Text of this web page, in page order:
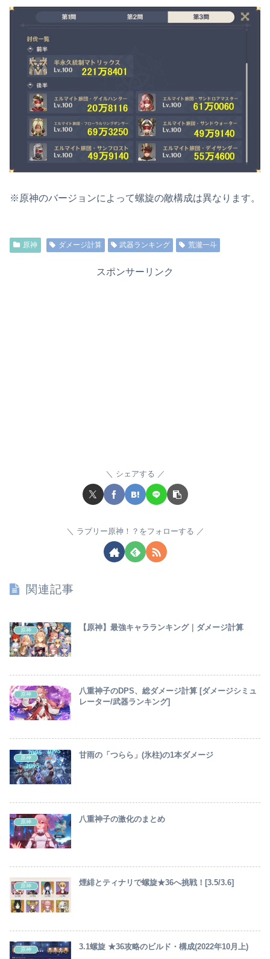
※原神のバージョンによって螺旋の敵構成は異なります。
原神 ダメージ計算 武器ランキング 荒瀧一斗
スポンサーリンク
シェアする
ラブリー原神！？をフォローする
関連記事
原神 【原神】最強キャラランキング｜ダメージ計算
原神
八重神子のDPS、総ダメージ計算 [ダメージシミュ
レーター/武器ランキング]
原神 甘雨の「つらら」(氷柱)の1本ダメージ
原神 八重神子の激化のまとめ
原神 煙緋とティナリで螺旋★36へ挑戦！[3.5/3.6]
原神 3.1螺旋 ★36攻略のビルド・構成(2022年10月上)